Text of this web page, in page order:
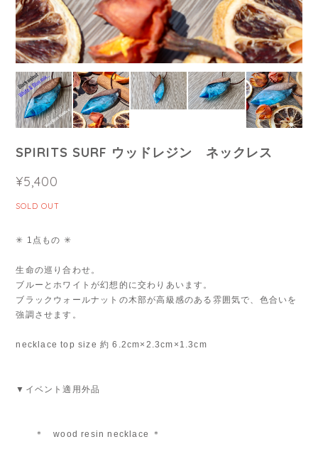
SPIRITS SURF ウッドレジン ネックレス
¥5,400
SOLD OUT
✳︎ 1点もの ✳︎
生命の巡り合わせ。
ブルーとホワイトが幻想的に交わりあいます。
ブラックウォールナットの木部が高級感のある雰囲気で、色合いを
強調させます。
necklace top size 約 6.2cm×2.3cm×1.3cm
▼イベント適用外品
＊ wood resin necklace ＊